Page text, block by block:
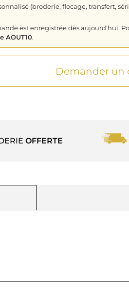
(broderie, flocage, transfert,
est enregistrée dès aujourd'hui.
AOUT10.
Demander un
OFFERTE